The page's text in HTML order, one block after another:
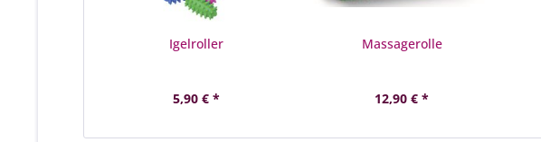
Igelroller
5,90 € *
Massagerolle
12,90 € *